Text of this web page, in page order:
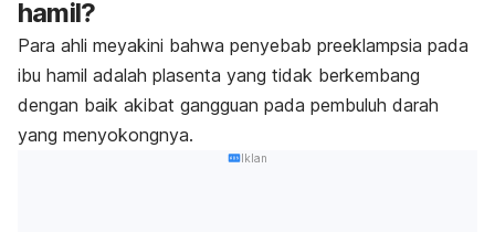
hamil?
Para ahli meyakini bahwa penyebab preeklampsia pada
ibu hamil adalah plasenta yang tidak berkembang
dengan baik akibat gangguan pada pembuluh darah
yang menyokongnya.
Iklan